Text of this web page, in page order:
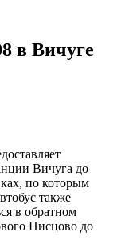
в Вичуге
Вичуга до
по которым
также
в обратном
Писцово до